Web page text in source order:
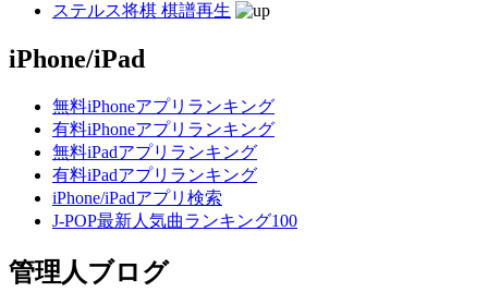
ステルス将棋 棋譜再生
iPhone/iPad
無料iPhoneアプリランキング
有料iPhoneアプリランキング
無料iPadアプリランキング
有料iPadアプリランキング
iPhone/iPadアプリ検索
J-POP最新人気曲ランキング100
管理人ブログ